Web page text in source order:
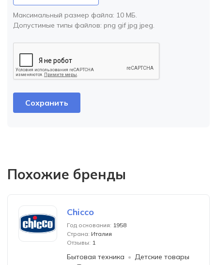
Максимальный размер файла: 10 МБ.
Допустимые типы файлов: png gif jpg jpeg.
Похожие бренды
Chicco
Год основания: 1958
Страна: Италия
Отзывы: 1
Бытовая техника
Детские товары